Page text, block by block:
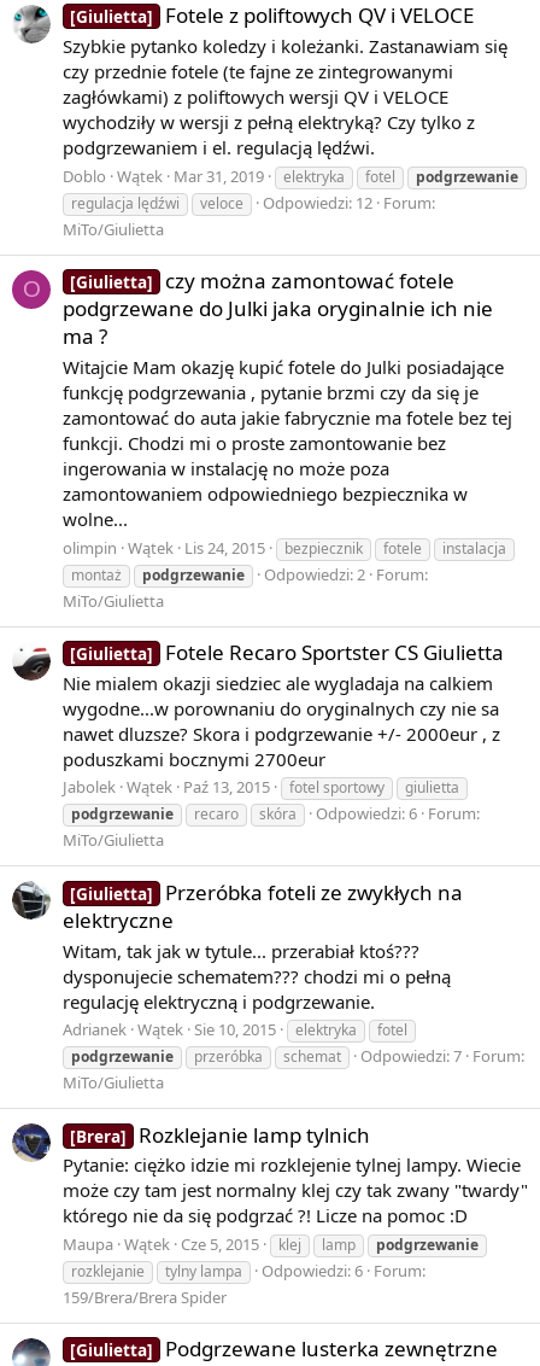
[Giulietta] Fotele z poliftowych QV i VELOCE
Szybkie pytanko koledzy i koleżanki. Zastanawiam się
czy przednie fotele (te fajne ze zintegrowanymi
zagłówkami) z poliftowych wersji QV i VELOCE
wychodziły w wersji z pełną elektryką? Czy tylko z
podgrzewaniem i el. regulacją lędźwi.
Doblo Wątek Mar 31, 2019 elektryka fotel
podgrzewanie
regulacja lędźwi
veloce Odpowiedzi: 12 Forum:
MiTo/Giulietta
O [Giulietta]
czy można zamontować fotele
podgrzewane do Julki jaka oryginalnie ich nie
ma ?
Witajcie Mam okazję kupić fotele do Julki posiadające
funkcję podgrzewania , pytanie brzmi czy da się je
zamontować do auta jakie fabrycznie ma fotele bez tej
funkcji. Chodzi mi o proste zamontowanie bez
ingerowania w instalację no może poza
zamontowaniem odpowiedniego bezpiecznika w
wolne...
olimpin Wątek Lis 24, 2015 bezpiecznik fotele
instalacja
montaż
podgrzewanie Odpowiedzi: 2 Forum:
MiTo/Giulietta
[Giulietta] Fotele Recaro Sportster CS Giulietta
Nie mialem okazji siedziec ale wygladaja na calkiem
wygodne...w porownaniu do oryginalnych czy nie sa
nawet dluzsze? Skora i podgrzewanie +/- 2000eur , z
poduszkami bocznymi 2700eur
Jabolek Wątek Paź 13, 2015 fotel sportowy
giulietta
podgrzewanie
recaro skóra Odpowiedzi: 6 Forum:
MiTo/Giulietta
[Giulietta]
Przeróbka foteli ze zwykłych na
elektryczne
Witam, tak jak w tytule... przerabiał ktoś???
dysponujecie schematem??? chodzi mi o pełną
regulację elektryczną i podgrzewanie.
Adrianek Wątek Sie 10, 2015 elektryka
fotel
podgrzewanie
przeróbka schemat Odpowiedzi: 7 Forum:
MiTo/Giulietta
[Brera] Rozklejanie lamp tylnich
Pytanie: ciężko idzie mi rozklejenie tylnej lampy. Wiecie
może czy tam jest normalny klej czy tak zwany "twardy"
którego nie da się podgrzać ?! Licze na pomoc :D
Maupa Wątek Cze 5, 2015 klej lamp
podgrzewanie
rozklejanie
tylny lampa Odpowiedzi: 6 Forum:
159/Brera/Brera Spider
[Giulietta] Podgrzewane lusterka zewnętrzne